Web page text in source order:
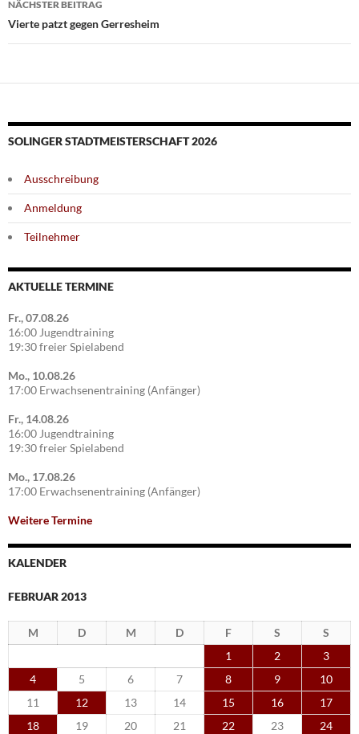
NÄCHSTER BEITRAG
Vierte patzt gegen Gerresheim
SOLINGER STADTMEISTERSCHAFT 2026
Ausschreibung
Anmeldung
Teilnehmer
AKTUELLE TERMINE
Fr., 07.08.26
16:00 Jugendtraining
19:30 freier Spielabend
Mo., 10.08.26
17:00 Erwachsenentraining (Anfänger)
Fr., 14.08.26
16:00 Jugendtraining
19:30 freier Spielabend
Mo., 17.08.26
17:00 Erwachsenentraining (Anfänger)
Weitere Termine
KALENDER
FEBRUAR 2013
M D M D F S
S
1
2
3
4
5 6 7 8 9
10
11
12 13 14 15 16
17
18
19 20 21 22 23
24